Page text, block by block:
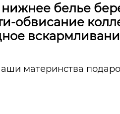
белье
обвисание
материнства